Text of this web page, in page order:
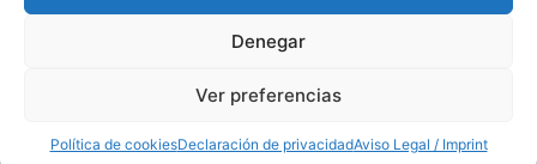
Denegar
Ver preferencias
Política de cookiesDeclaración de privacidadAviso Legal / Imprint
calle de juan montalvo 5- 28040, madrid
l-v: 8.30-14 / 15-18h